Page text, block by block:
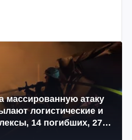
массированную атаку
логистические и
14 погибших, 27